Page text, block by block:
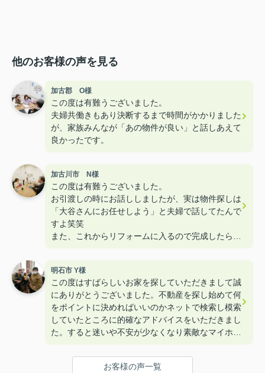
他のお客様の声を見る
加古郡 O様
この度は有難うございました。
夫婦共働きもあり決断するまで時間がかかりました
が、家族みんなが「あの物件が良い」と話しあえて
良かったです。
加古川市 N様
この度は有難うございました。
お引渡しの時にお話ししましたが、実は物件探しは
「大谷さんにお任せしよう」と夫婦で話してたんで
すよ笑笑
また、これからリフォームに入るので完成したら遊
明石市 Y様
この度はすばらしいお家を探していただきまして誠
にありがとうございました。不動産を探し始めて何
をポイントに決めればいいのかネットで検索し模索
していたところに的確なアドバイスをいただきまし
た。すると迷いや不安が少なくなり素敵なマイホー
ございました。
お客様の声一覧